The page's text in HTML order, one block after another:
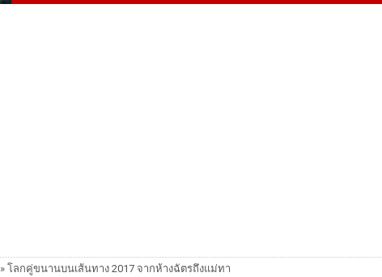
» โลกคู่ขนานบนเส้นทาง 2017 จากห้างฉัตรถึงแม่ทา